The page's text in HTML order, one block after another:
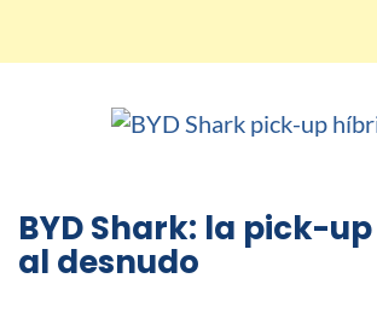
BYD Shark: la pick-
al desnudo